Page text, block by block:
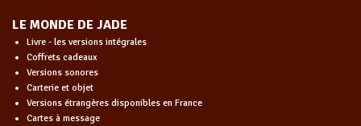
LE MONDE DE JADE
Livre - les versions intégrales
Coffrets cadeaux
Versions sonores
Carterie et objet
Versions étrangères disponibles en France
Cartes à message